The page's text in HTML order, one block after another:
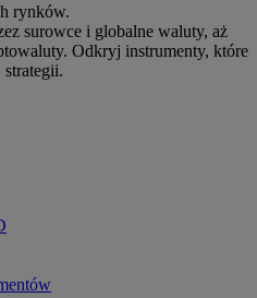
rynków.
surowce i globalne waluty, aż
Odkryj instrumenty, które